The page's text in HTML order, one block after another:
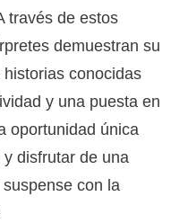
través de estos
demuestran su
conocidas
y una puesta en
oportunidad única
disfrutar de una
con la